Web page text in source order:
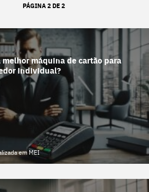
PÁGINA 2 DE 2
melhor máquina de cartão para
individual?
em MEI